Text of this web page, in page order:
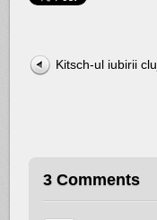
Kitsch-ul iubirii
3 Comments